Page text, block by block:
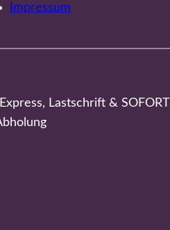
Impressum
Lastschrift & SOFORT